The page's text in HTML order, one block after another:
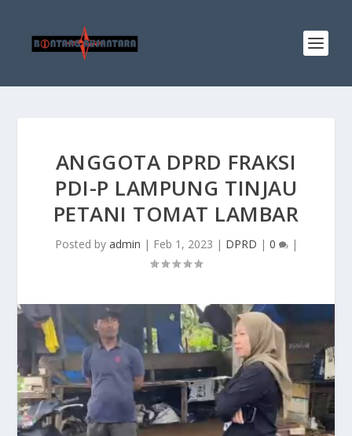
ANGGOTA DPRD FRAKSI
PDI-P LAMPUNG TINJAU
PETANI TOMAT LAMBAR
Posted by admin | Feb 1, 2023 | DPRD | 0 |